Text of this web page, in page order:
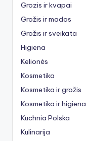
Grozis ir kvapai
Grožis ir mados
Grožis ir sveikata
Higiena
Kelionės
Kosmetika
Kosmetika ir grožis
Kosmetika ir higiena
Kuchnia Polska
Kulinarija